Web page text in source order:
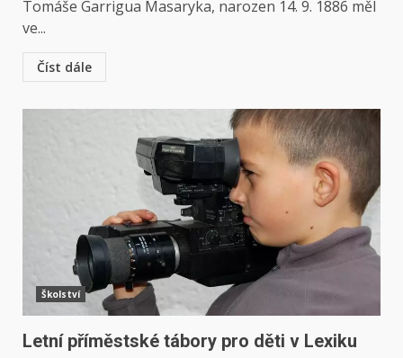
Tomáše Garrigua Masaryka, narozen 14. 9. 1886 měl
ve...
Číst dále
Školství
Letní příměstské tábory pro děti v Lexiku